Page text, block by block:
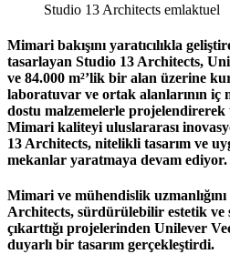
Studio 13 Architects emlaktuel
Mimari bakışını yaratıcılıkla
tasarlayan Studio 13 Architects,
ve 84.000 m²’lik bir alan üzerine
laboratuvar ve ortak alanlarının iç
dostu malzemelerle projelendirerek
Mimari kaliteyi uluslararası
13 Architects, nitelikli tasarım ve
mekanlar yaratmaya devam ediyor.
Mimari ve mühendislik
Architects, sürdürülebilir estetik ve
çıkarttığı projelerinden Unilever
duyarlı bir tasarım gerçekleştirdi.